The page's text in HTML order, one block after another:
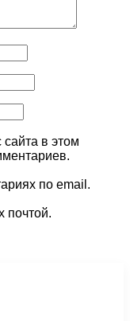
в этом
по email.
почтой.